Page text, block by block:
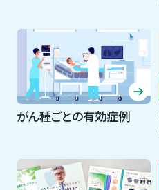
がん種ごとの有効症例